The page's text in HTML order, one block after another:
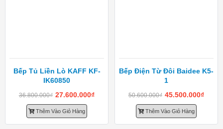
Bếp Tủ Liền Lò KAFF KF-
IK60850
36.800.000₫ 27.600.000₫
Thêm Vào Giỏ Hàng
Bếp Điện Từ Đôi Baidee K5-
1
50.600.000₫ 45.500.000₫
Thêm Vào Giỏ Hàng